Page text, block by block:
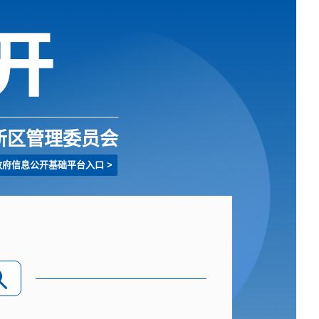
区管理委员会
府信息公开基础平台入口 >